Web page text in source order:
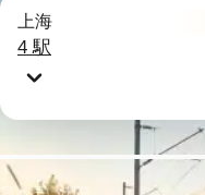
上海
4 駅